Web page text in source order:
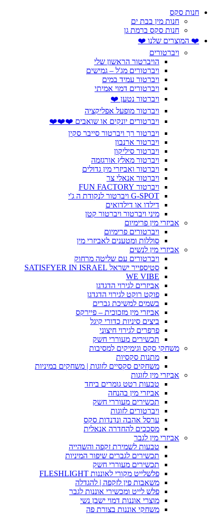
חנות סקס
חנות מין בבת ים
חנות סקס ברמת גן
❤️ המוצרים שלנו ❤️
ויברטורים
הויברטור הראשון שלי
ויברטורים מג'ל – גמישים
ויברטור עמיד במים
ויברטורים דמוי אמיתי
ויברטור נטען ❤️
ויברטור מופעל אפליקציה
ויברטורים יונקים או שואבים ❤️❤️❤️
ויברטור רך ויברטור סייבר סקין
ויברטור ארנבון
ויברטור סיליקון
ויברטור מאלץ אורגזמה
ויברטור ואביזרי מין גדולים
ויברטור אנאלי צר
ויברטור FUN FACTORY
G-SPOT ויברטור לנקודת ה ג'י
דילדו או דילדואים
מיני ויברטור ויברטור קטן
אביזרי מין פרימיום
ויברטורים פרימיום
סוללות ומטענים לאביזרי מין
אביזרי מין לנשים
ויברטורים עם שליטה מרחוק
סטיספייר ישראל SATISFYER IN ISRAEL
WE VIBE
אביזרים לגירוי הדגדגן
פוקט רוקט לגירוי הדגדגן
בשמים למשיכת גברים
אביזרי מין מזכוכית – פיירקס
ביצים סיניות כדורי קיגל
פרפרים לגירוי חיצוני
תכשירים מעוררי חשק
משחקי סקס וגימיקים למסיבות
מתנות סקסיות
משחקים סקסיים לזוגות | משחקים במיניות
אביזרי מין לזוגות
טבעות רטט גומרים ביחד
אביזרי מין בהנחה
תכשירים מעוררי חשק
ויברטורים לזוגות
ערסל אהבה ונדנדות סקס
מסככים להחדרה אנאלית
אביזרי מין לגבר
טבעות לשמירת זקפה והשהייה
תכשירים לגברים שיפור המיניות
תכשירים מעוררי חשק
פלשלייט מקורי לאוננות FLESHLIGHT
משאבות פין לזקפה | להגדלה
פלש לייט ומכשירי אוננות לגבר
מוצרי אוננות דמוי ישבן נשי
משחקי אוננות בצורת פה